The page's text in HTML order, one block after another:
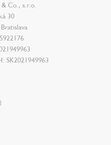
Co., s.r.o.
30
SK2021949963